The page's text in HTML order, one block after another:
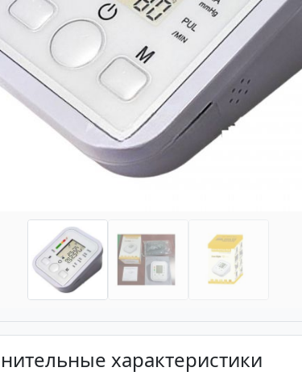
характеристики